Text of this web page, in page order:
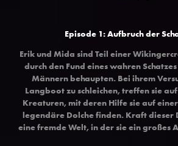
Episode 1: Aufbruch der
Erik und Mida sind Teil einer
durch den Fund eines wahren
Männern behaupten. Bei ihrem
Langboot zu schleichen, treffen sie
Kreaturen, mit deren Hilfe sie auf
legendäre Dolche finden. Kraft dieser
eine fremde Welt, in der sie ein großes